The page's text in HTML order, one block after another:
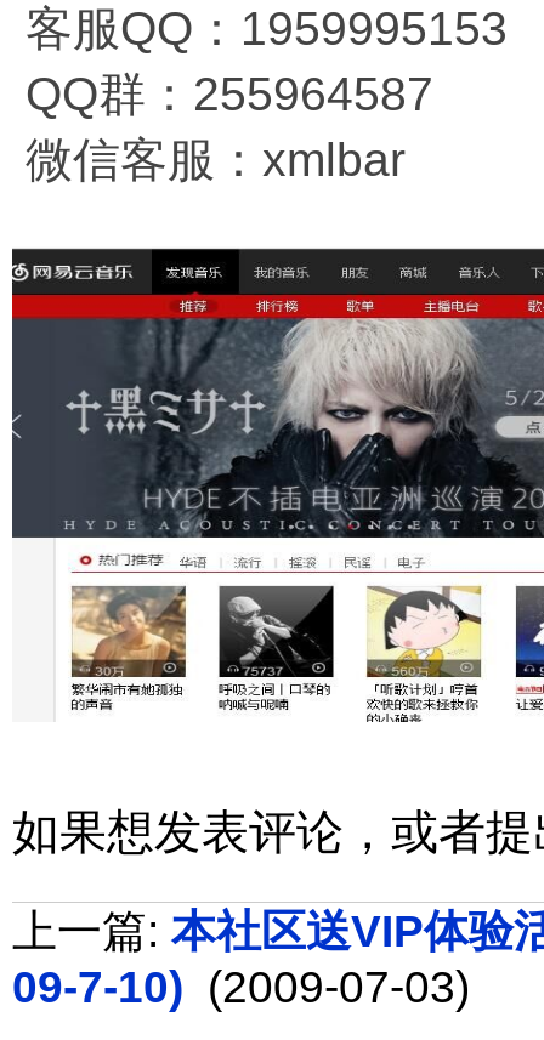
客服QQ：1959995153
QQ群：255964587
微信客服：xmlbar
如果想发表评论，或者
上一篇: 本社区送VIP体验
09-7-10) (2009-07-03)